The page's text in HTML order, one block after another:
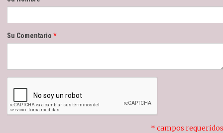
Su Comentario
* campos requeridos